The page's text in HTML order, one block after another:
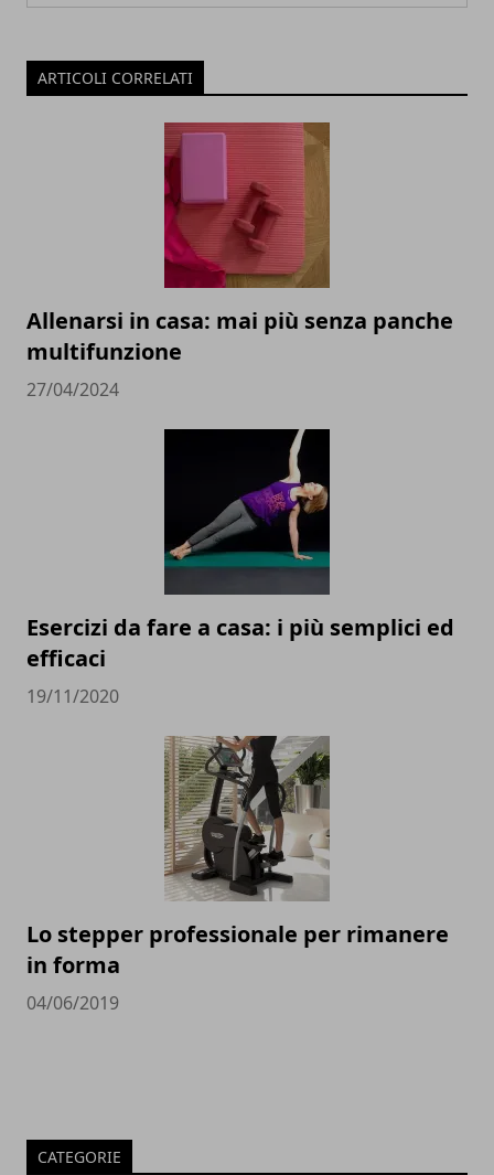
ARTICOLI CORRELATI
Allenarsi in casa: mai più senza panche
multifunzione
27/04/2024
Esercizi da fare a casa: i più semplici ed
efficaci
19/11/2020
Lo stepper professionale per rimanere
in forma
04/06/2019
CATEGORIE